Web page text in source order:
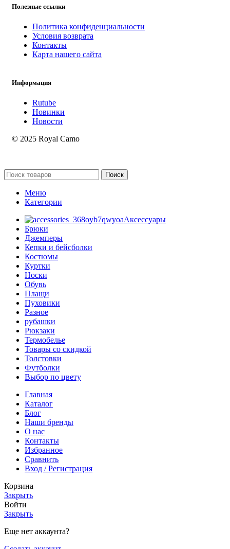
Полезные ссылки
Политика конфиденциальности
Условия возврата
Контакты
Карта нашего сайта
Информация
Rutube
Новинки
Новости
© 2025 Royal Camo
Поиск
Меню
Категории
Аксессуары
Брюки
Джемперы
Кепки и бейсболки
Костюмы
Куртки
Носки
Обувь
Плащи
Пуховики
Разное
рубашки
Рюкзаки
Термобелье
Товары со скидкой
Толстовки
Футболки
Выбор по цвету
Главная
Каталог
Блог
Наши бренды
О нас
Контакты
Избранное
Сравнить
Вход / Регистрация
Корзина
Закрыть
Войти
Закрыть
Еще нет аккаунта?